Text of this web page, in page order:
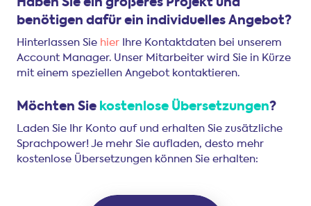
Haben Sie ein größeres Projekt und
benötigen dafür ein individuelles Angebot?
Hinterlassen Sie hier Ihre Kontaktdaten bei unserem
Account Manager. Unser Mitarbeiter wird Sie in Kürze
mit einem speziellen Angebot kontaktieren.
Möchten Sie kostenlose Übersetzungen?
Laden Sie Ihr Konto auf und erhalten Sie zusätzliche
Sprachpower! Je mehr Sie aufladen, desto mehr
kostenlose Übersetzungen können Sie erhalten: